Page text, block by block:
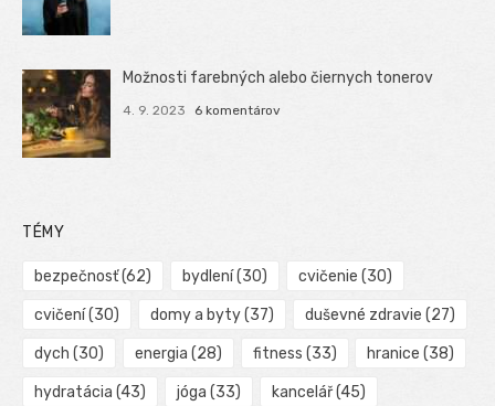
Možnosti farebných alebo čiernych tonerov
4. 9. 2023 6 komentárov
TÉMY
bezpečnosť(62) bydlení(30) cvičenie (30)
cvičení(30) domy a byty(37) duševné zdravie (27)
dych (30) energia (28) fitness (33) hranice (38)
hydratácia (43) jóga (33) kancelář(45)